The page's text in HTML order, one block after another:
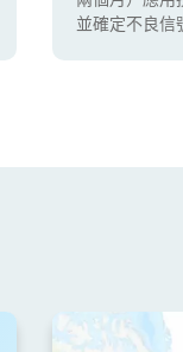
並確定不良信